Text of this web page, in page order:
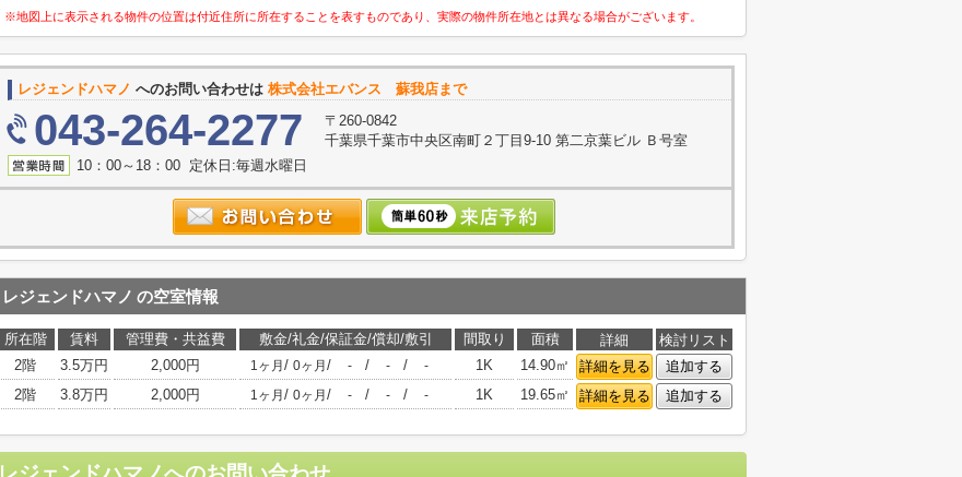
※地図上に表示される物件の位置は付近住所に所在することを表すものであり、実際の物件所在地とは異なる場合がございます。
レジェンドハマノ へのお問い合わせは 株式会社エバンス 蘇我店まで
043-264-2277
〒260-0842
千葉県千葉市中央区南町２丁目9-10 第二京葉ビル Ｂ号室
10：00～18：00 定休日:毎週水曜日
レジェンドハマノ の空室情報
所在階 賃料 管理費・共益費 敷金/礼金/保証金/償却/敷引 間取り 面積 詳細
検討リスト
2階
3.5万円 2,000円 1ヶ月 / 0ヶ月 / - / - / - 1K 14.90㎡ 詳細を見る
追加する
2階
3.8万円 2,000円 1ヶ月 / 0ヶ月 / - / - / - 1K 19.65㎡ 詳細を見る 追加する